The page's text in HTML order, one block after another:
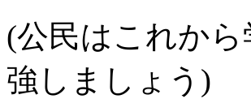
(公民はこれか
強しましょう)